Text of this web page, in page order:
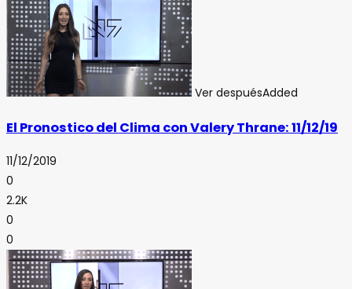
Ver despuésAdded
El Pronostico del Clima con Valery Thrane: 11/12/19
11/12/2019
0
2.2K
0
0